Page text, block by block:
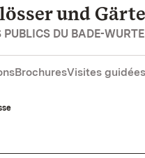
und
DU BADE-
BrochuresVisites